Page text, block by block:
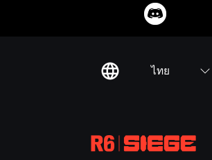
ไทย